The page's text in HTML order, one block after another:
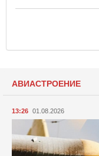
АВИАСТРОЕНИЕ
13:26 01.08.2026